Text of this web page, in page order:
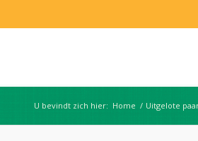
U bevindt zich hier: Home / Uitgelote